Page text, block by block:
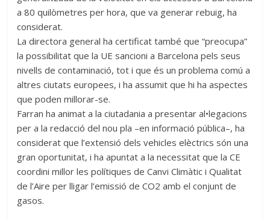
a 80 quilòmetres per hora, que va generar rebuig, ha
considerat.
La directora general ha certificat també que “preocupa”
la possibilitat que la UE sancioni a Barcelona pels seus
nivells de contaminació, tot i que és un problema comú a
altres ciutats europees, i ha assumit que hi ha aspectes
que poden millorar-se.
Farran ha animat a la ciutadania a presentar al•legacions
per a la redacció del nou pla –en informació pública–, ha
considerat que l’extensió dels vehicles elèctrics són una
gran oportunitat, i ha apuntat a la necessitat que la CE
coordini millor les polítiques de Canvi Climàtic i Qualitat
de l’Aire per lligar l’emissió de CO2 amb el conjunt de
gasos.